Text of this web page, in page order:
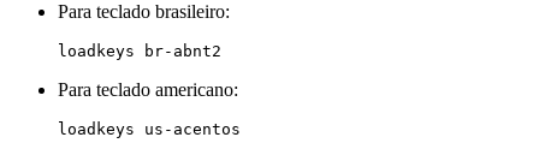
Para teclado brasileiro:
Para teclado americano: